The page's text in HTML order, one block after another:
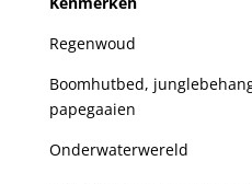
Regenwoud
Boomhutbed,
⁤papegaaien
Onderwaterwereld